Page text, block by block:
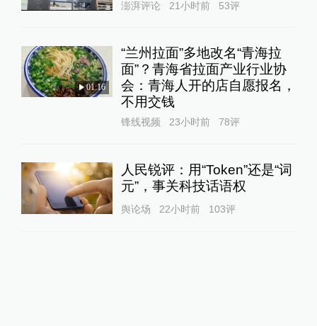
澎湃评论 21小时前 53评
01:16
“兰州拉面”多地改名“青海拉
面”？青海省拉面产业行业协
会：青海人开的店自愿报名，
不用交钱
锋线视频 23小时前 78评
人民锐评：用“Token”还是“词
元”，事关科技话语权
舆论场 22小时前 103评